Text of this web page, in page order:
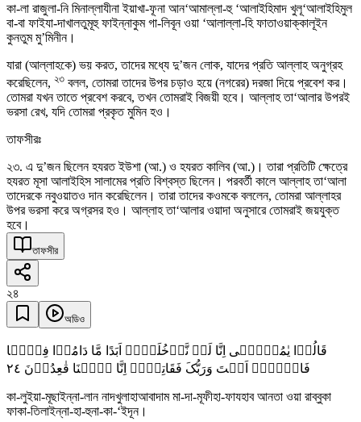
কা-লা রাজুলা-নি মিনাল্লাযীনা ইয়াখা-ফূনা আন‘আমাল্লা-হু ‘আলাইহিমাদ খুলূ‘আলাইহিমুল
বা-বা ফাইযা-দাখালতুমূহু ফাইন্নাকুম গা-লিবূন ওয়া ‘আলাল্লা-হি ফাতাওয়াক্কালূইন
কুনতুম মু’মিনীন।
যারা (আল্লাহকে) ভয় করত, তাদের মধ্যে দু’জন লোক, যাদের প্রতি আল্লাহ অনুগ্রহ
করেছিলেন, ২৩ বলল, তোমরা তাদের উপর চড়াও হয়ে (নগরের) দরজা দিয়ে প্রবেশ কর।
তোমরা যখন তাতে প্রবেশ করবে, তখন তোমরাই বিজয়ী হবে। আল্লাহ তা‘আলার উপরই
ভরসা রেখ, যদি তোমরা প্রকৃত মুমিন হও।
তাফসীরঃ
২৩. এ দু’জন ছিলেন হযরত ইউশা (আ.) ও হযরত কালিব (আ.)। তারা প্রতিটি ক্ষেত্রে
হযরত মূসা আলাইহিস সালামের প্রতি বিশ্বস্ত ছিলেন। পরবর্তী কালে আল্লাহ তা‘আলা
তাদেরকে নবুওয়াতও দান করেছিলেন। তারা তাদের কওমকে বললেন, তোমরা আল্লাহর
উপর ভরসা করে অগ্রসর হও। আল্লাহ তা‘আলার ওয়াদা অনুসারে তোমরাই জয়যুক্ত
হবে।
তাফসীর
২৪
অডিও
قَالُوۡا یٰمُوۡسٰۤی اِنَّا لَنۡ نَّدۡخُلَہَاۤ اَبَدًا مَّا دَامُوۡا فِیۡہَا
فَاذۡہَبۡ اَنۡتَ وَرَبُّکَ فَقَاتِلَاۤ اِنَّا ہٰہُنَا قٰعِدُوۡنَ ٢٤
কা-লুইয়া-মূছাইন্না-লান নাদখুলাহাআবাদাম মা-দা-মূফীহা-ফাযহাব আনতা ওয়া রাব্বুকা
ফাকা-তিলাইন্না-হা-হুনা-কা-‘ইদূন।